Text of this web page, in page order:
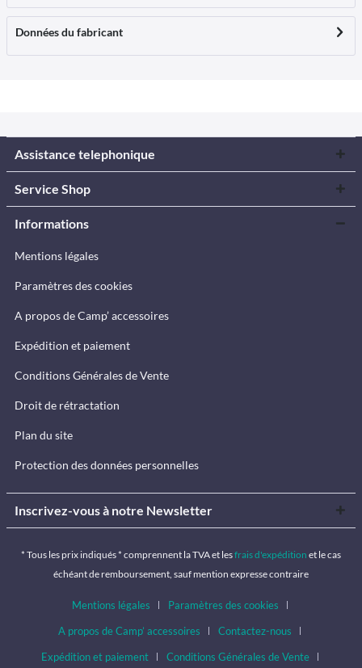
Données du fabricant
Assistance telephonique
Service Shop
Informations
Mentions légales
Paramètres des cookies
A propos de Camp’ accessoires
Expédition et paiement
Conditions Générales de Vente
Droit de rétractation
Plan du site
Protection des données personnelles
Inscrivez-vous à notre Newsletter
* Tous les prix indiqués * comprennent la TVA et lesfrais d'expédition et le cas
échéant de remboursement, sauf mention expresse contraire
Mentions légales
Paramètres des cookies
A propos de Camp’ accessoires
Contactez-nous
Expédition et paiement
Conditions Générales de Vente